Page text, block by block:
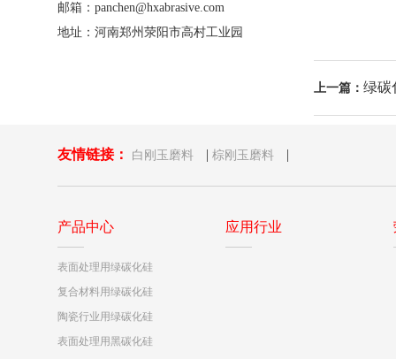
邮箱：panchen@hxabrasive.com
地址：河南郑州荥阳市高村工业园
上一篇： 绿碳
友情链接： 白刚玉磨料 | 棕刚玉磨料 |
产品中心
表面处理用绿碳化硅
复合材料用绿碳化硅
陶瓷行业用绿碳化硅
表面处理用黑碳化硅
应用行业